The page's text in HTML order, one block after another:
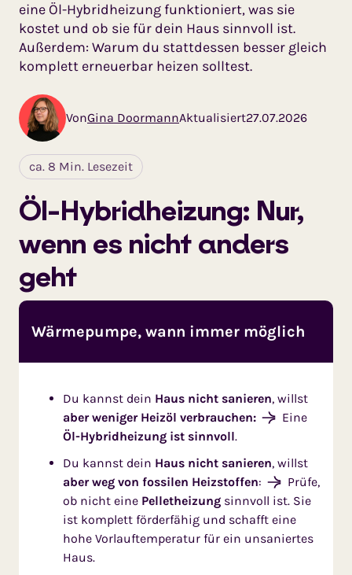
eine Öl-Hybridheizung funktioniert, was sie
kostet und ob sie für dein Haus sinnvoll ist.
Außerdem: Warum du stattdessen besser gleich
komplett erneuerbar heizen solltest.
VonGina DoormannAktualisiert27.07.2026
ca. 8 Min. Lesezeit
Öl-Hybridheizung: Nur,
wenn es nicht anders
geht
Wärmepumpe, wann immer möglich
Du kannst dein Haus nicht sanieren, willst
aber weniger Heizöl verbrauchen:
Eine
Öl-Hybridheizung ist sinnvoll.
Du kannst dein Haus nicht sanieren, willst
aber weg von fossilen Heizstoffen:
Prüfe,
ob nicht eine Pelletheizung sinnvoll ist. Sie
ist komplett förderfähig und schafft eine
hohe Vorlauftemperatur für ein unsaniertes
Haus.